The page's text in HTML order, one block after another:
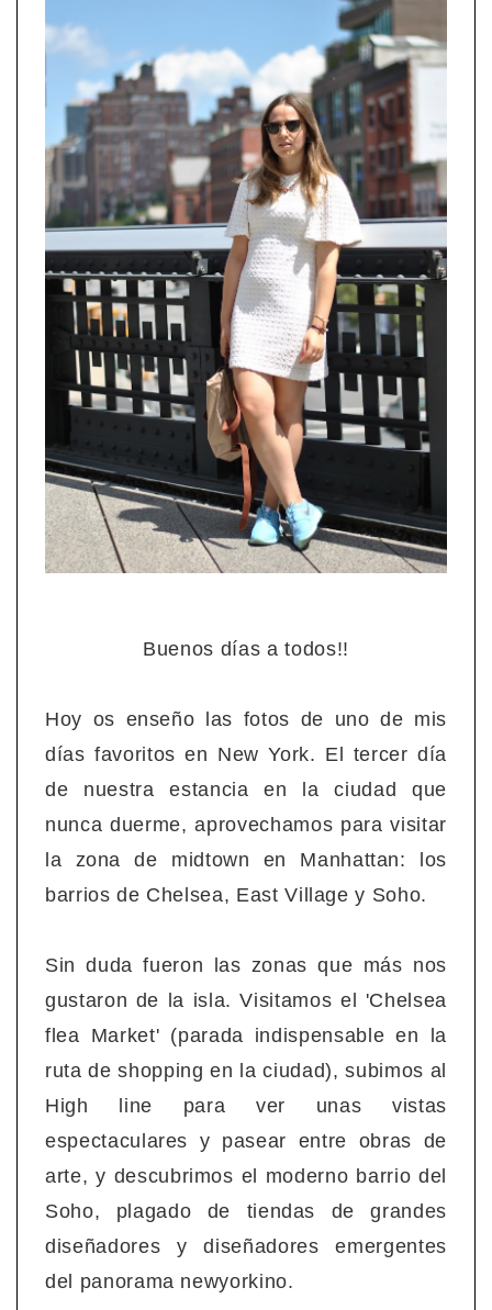
Buenos días a todos!!
Hoy os enseño las fotos de uno de mis
días favoritos en New York. El tercer día
de nuestra estancia en la ciudad que
nunca duerme, aprovechamos para visitar
la zona de midtown en Manhattan: los
barrios de Chelsea, East Village y Soho.
Sin duda fueron las zonas que más nos
gustaron de la isla. Visitamos el 'Chelsea
flea Market' (parada indispensable en la
ruta de shopping en la ciudad), subimos al
High line para ver unas vistas
espectaculares y pasear entre obras de
arte, y descubrimos el moderno barrio del
Soho, plagado de tiendas de grandes
diseñadores y diseñadores emergentes
del panorama newyorkino.